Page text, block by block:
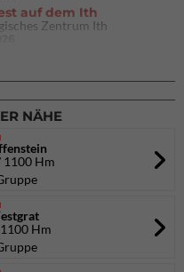
auf dem Ith
Zentrum Ith
2026
Süd (Thalkirchen)
NÄHE
1100 Hm
Hm